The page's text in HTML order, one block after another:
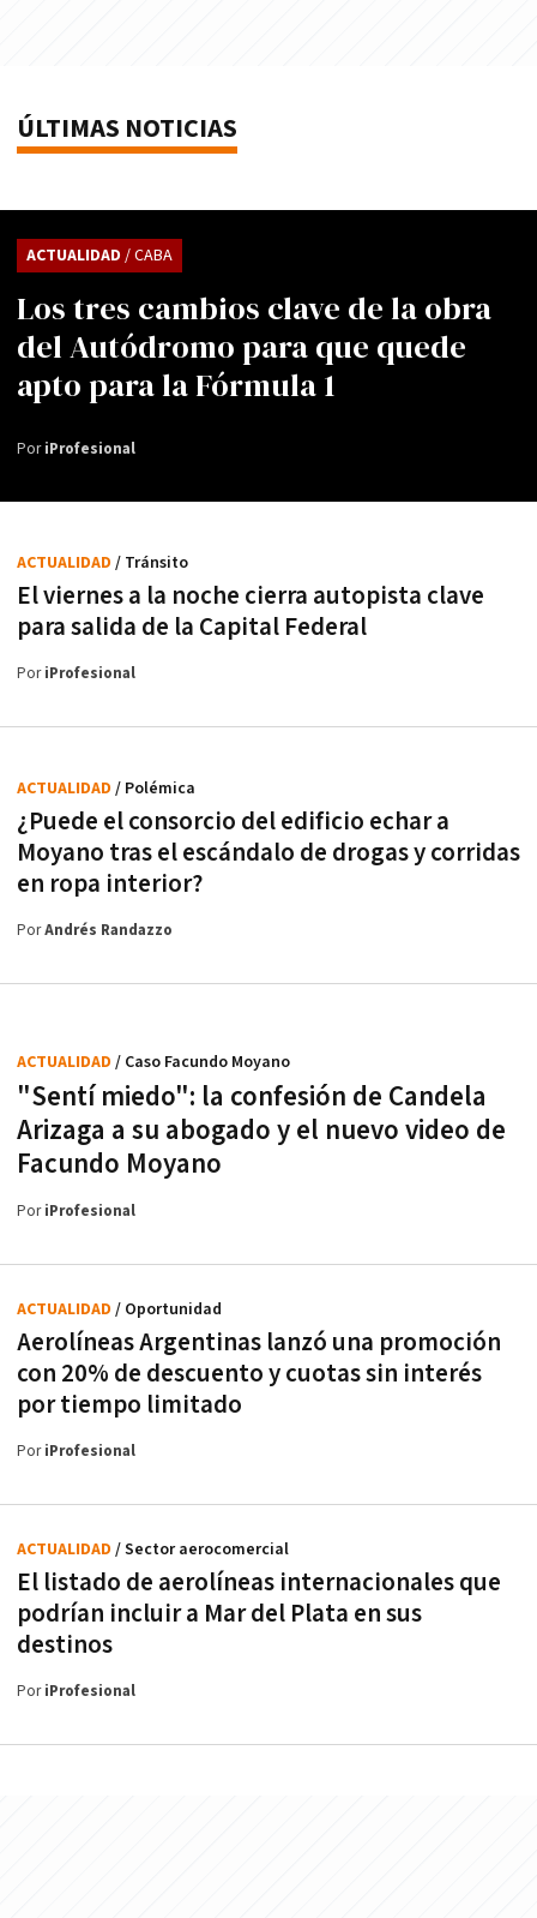
ÚLTIMAS NOTICIAS
Los tres cambios clave de la obra
del Autódromo para que quede
apto para la Fórmula 1
ACTUALIDAD / CABA
PoriProfesional
El viernes a la noche cierra autopista clave
para salida de la Capital Federal
ACTUALIDAD / Tránsito
PoriProfesional
¿Puede el consorcio del edificio echar a
Moyano tras el escándalo de drogas y corridas
en ropa interior?
ACTUALIDAD / Polémica
PorAndrés Randazzo
"Sentí miedo": la confesión de Candela
Arizaga a su abogado y el nuevo video de
Facundo Moyano
ACTUALIDAD / Caso Facundo Moyano
PoriProfesional
Aerolíneas Argentinas lanzó una promoción
con 20% de descuento y cuotas sin interés
por tiempo limitado
ACTUALIDAD / Oportunidad
PoriProfesional
El listado de aerolíneas internacionales que
podrían incluir a Mar del Plata en sus
destinos
ACTUALIDAD / Sector aerocomercial
PoriProfesional